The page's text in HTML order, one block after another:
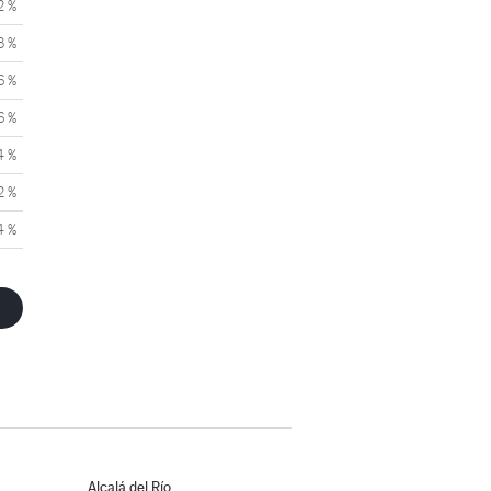
%
%
%
%
%
%
%
Alcalá del Río